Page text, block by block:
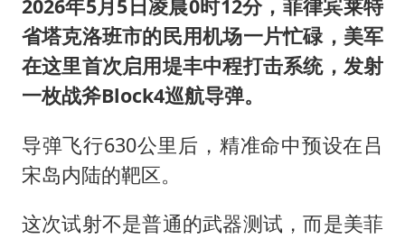
2026年5月5日凌晨0时12分，菲律宾莱特
省塔克洛班市的民用机场一片忙碌，美军
在这里首次启用堤丰中程打击系统，发射
一枚战斧Block4巡航导弹。
导弹飞行630公里后，精准命中预设在吕
宋岛内陆的靶区。
这次试射不是普通的武器测试，而是美菲